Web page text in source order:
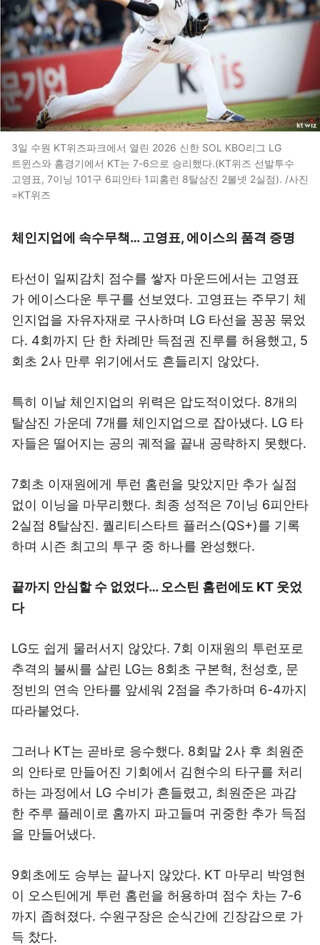
3일 수원 KT위즈파크에서 열린 2026 신한 SOL KBO리그 LG
트윈스와 홈경기에서 KT는 7-6으로 승리했다.(KT위즈 선발투수
고영표, 7이닝 101구 6피안타 1피홈런 8탈삼진 2볼넷 2실점). /사진
=KT위즈
체인지업에 속수무책… 고영표, 에이스의 품격 증명
타선이 일찌감치 점수를 쌓자 마운드에서는 고영표
가 에이스다운 투구를 선보였다. 고영표는 주무기 체
인지업을 자유자재로 구사하며 LG 타선을 꽁꽁 묶었
다. 4회까지 단 한 차례만 득점권 진루를 허용했고, 5
회초 2사 만루 위기에서도 흔들리지 않았다.
특히 이날 체인지업의 위력은 압도적이었다. 8개의
탈삼진 가운데 7개를 체인지업으로 잡아냈다. LG 타
자들은 떨어지는 공의 궤적을 끝내 공략하지 못했다.
7회초 이재원에게 투런 홈런을 맞았지만 추가 실점
없이 이닝을 마무리했다. 최종 성적은 7이닝 6피안타
2실점 8탈삼진. 퀄리티스타트 플러스(QS+)를 기록
하며 시즌 최고의 투구 중 하나를 완성했다.
끝까지 안심할 수 없었다… 오스틴 홈런에도 KT 웃었
다
LG도 쉽게 물러서지 않았다. 7회 이재원의 투런포로
추격의 불씨를 살린 LG는 8회초 구본혁, 천성호, 문
정빈의 연속 안타를 앞세워 2점을 추가하며 6-4까지
따라붙었다.
그러나 KT는 곧바로 응수했다. 8회말 2사 후 최원준
의 안타로 만들어진 기회에서 김현수의 타구를 처리
하는 과정에서 LG 수비가 흔들렸고, 최원준은 과감
한 주루 플레이로 홈까지 파고들며 귀중한 추가 득점
을 만들어냈다.
9회초에도 승부는 끝나지 않았다. KT 마무리 박영현
이 오스틴에게 투런 홈런을 허용하며 점수 차는 7-6
까지 좁혀졌다. 수원구장은 순식간에 긴장감으로 가
득 찼다.